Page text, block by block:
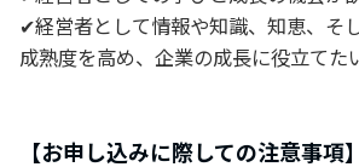
✔経営者として情報や知識、知恵、そ
成熟度を高め、企業の成長に役立てた
【お申し込みに際しての注意事項】